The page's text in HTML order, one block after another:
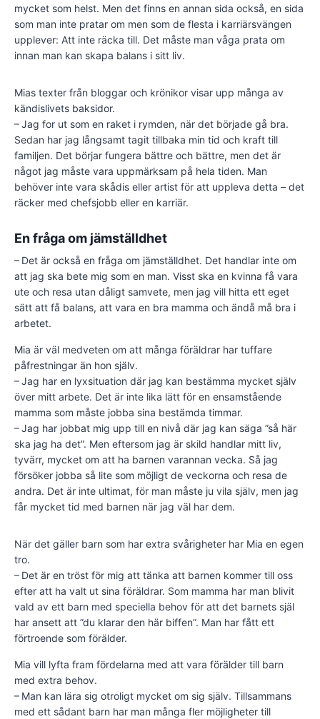
mycket som helst. Men det finns en annan sida också, en sida
som man inte pratar om men som de flesta i karriärsvängen
upplever: Att inte räcka till. Det måste man våga prata om
innan man kan skapa balans i sitt liv.
Mias texter från bloggar och krönikor visar upp många av
kändislivets baksidor.
– Jag for ut som en raket i rymden, när det började gå bra.
Sedan har jag långsamt tagit tillbaka min tid och kraft till
familjen. Det börjar fungera bättre och bättre, men det är
något jag måste vara uppmärksam på hela tiden. Man
behöver inte vara skådis eller artist för att uppleva detta – det
räcker med chefsjobb eller en karriär.
En fråga om jämställdhet
– Det är också en fråga om jämställdhet. Det handlar inte om
att jag ska bete mig som en man. Visst ska en kvinna få vara
ute och resa utan dåligt samvete, men jag vill hitta ett eget
sätt att få balans, att vara en bra mamma och ändå må bra i
arbetet.
Mia är väl medveten om att många föräldrar har tuffare
påfrestningar än hon själv.
– Jag har en lyxsituation där jag kan bestämma mycket själv
över mitt arbete. Det är inte lika lätt för en ensamstående
mamma som måste jobba sina bestämda timmar.
– Jag har jobbat mig upp till en nivå där jag kan säga ”så här
ska jag ha det”. Men eftersom jag är skild handlar mitt liv,
tyvärr, mycket om att ha barnen varannan vecka. Så jag
försöker jobba så lite som möjligt de veckorna och resa de
andra. Det är inte ultimat, för man måste ju vila själv, men jag
får mycket tid med barnen när jag väl har dem.
När det gäller barn som har extra svårigheter har Mia en egen
tro.
– Det är en tröst för mig att tänka att barnen kommer till oss
efter att ha valt ut sina föräldrar. Som mamma har man blivit
vald av ett barn med speciella behov för att det barnets själ
har ansett att ”du klarar den här biffen”. Man har fått ett
förtroende som förälder.
Mia vill lyfta fram fördelarna med att vara förälder till barn
med extra behov.
– Man kan lära sig otroligt mycket om sig själv. Tillsammans
med ett sådant barn har man många fler möjligheter till